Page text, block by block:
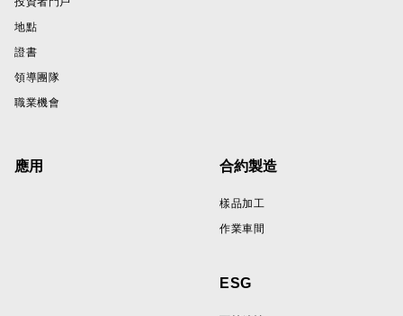
地點
證書
領導團隊
職業機會
應用 合約製造
樣品加工
作業車間
ESG